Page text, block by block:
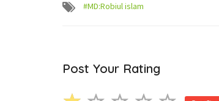
#MD:Robiul islam
Post Your Rating